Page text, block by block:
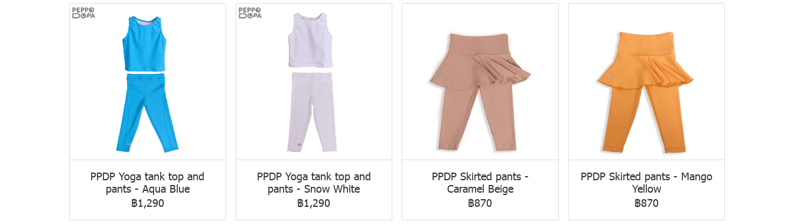
PPDP Yoga tank top and
pants - Aqua Blue
฿1,290
PPDP Yoga tank top and
pants - Snow White
฿1,290
PPDP Skirted pants -
Caramel Beige
฿870
PPDP Skirted pants - Mango
Yellow
฿870